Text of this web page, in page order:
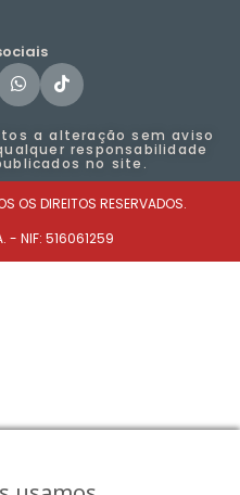
a alteração sem aviso
responsabilidade
no site.
OS DIREITOS RESERVADOS.
- NIF: 516061259​